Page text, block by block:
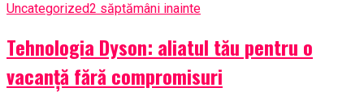
Uncategorized2 săptămâni inainte
Tehnologia Dyson: aliatul tău pentru o
vacanță fără compromisuri